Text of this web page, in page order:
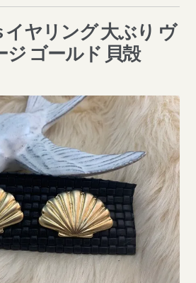
イヤリング 大ぶり ヴ
ジ ゴールド 貝殻